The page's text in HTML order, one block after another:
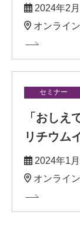
2024年2
オンライ
セミナー
「おしえ
リチウム
2024年1
オンライ